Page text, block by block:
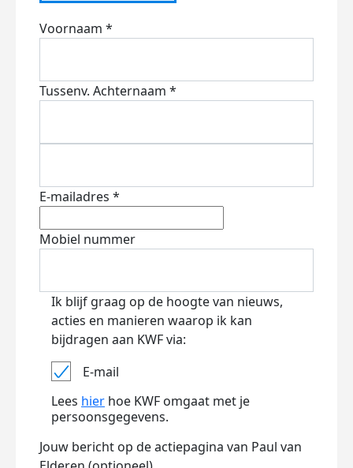
Voornaam *
Tussenv. Achternaam *
E-mailadres *
Mobiel nummer
Ik blijf graag op de hoogte van nieuws,
acties en manieren waarop ik kan
bijdragen aan KWF via:
E-mail
Lees hier hoe KWF omgaat met je
persoonsgegevens.
Jouw bericht op de actiepagina van Paul van